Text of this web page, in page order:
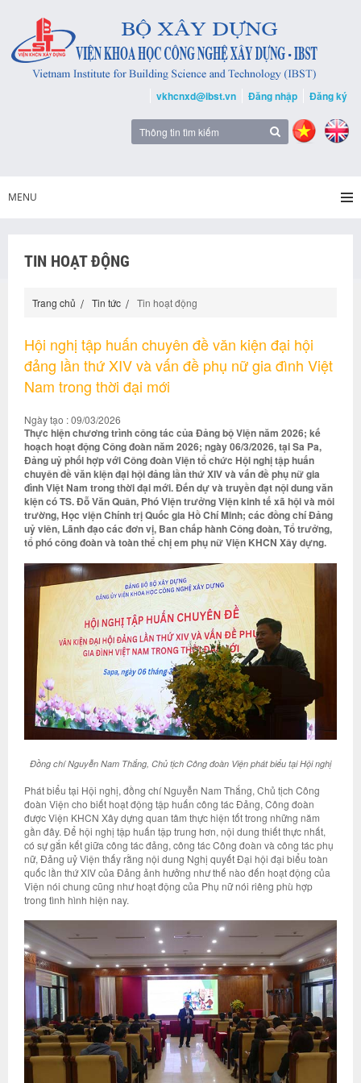
vkhcnxd@ibst.vn Đăng nhập Đăng ký
MENU
TIN HOẠT ĐỘNG
Trang chủ Tin tức Tin hoạt động
Hội nghị tập huấn chuyên đề văn kiện đại hội
đảng lần thứ XIV và vấn đề phụ nữ gia đình Việt
Nam trong thời đại mới
Ngày tạo : 09/03/2026
Thực hiện chương trình công tác của Đảng bộ Viện năm 2026; kế
hoạch hoạt động Công đoàn năm 2026; ngày 06/3/2026, tại Sa Pa,
Đảng uỷ phối hợp với Công đoàn Viện tổ chức Hội nghị tập huấn
chuyên đề văn kiện đại hội đảng lần thứ XIV và vấn đề phụ nữ gia
đình Việt Nam trong thời đại mới. Đến dự và truyền đạt nội dung văn
kiện có TS. Đỗ Văn Quân, Phó Viện trưởng Viện kinh tế xã hội và môi
trường, Học viện Chính trị Quốc gia Hồ Chí Minh; các đồng chí Đảng
uỷ viên, Lãnh đạo các đơn vị, Ban chấp hành Công đoàn, Tổ trưởng,
tổ phó công đoàn và toàn thể chị em phụ nữ Viện KHCN Xây dựng.
Đồng chí Nguyễn Nam Thắng, Chủ tịch Công đoàn Viện phát biểu tại Hội nghị
Phát biểu tại Hội nghị, đồng chí Nguyễn Nam Thắng, Chủ tịch Công
đoàn Viện cho biết hoạt động tập huấn công tác Đảng, Công đoàn
được Viện KHCN Xây dựng quan tâm thực hiện tốt trong những năm
gần đây. Để hội nghị tập huấn tập trung hơn, nội dung thiết thực nhất,
có sự gắn kết giữa công tác đảng, công tác Công đoàn và công tác phụ
nữ, Đảng uỷ Viện thấy rằng nội dung Nghị quyết Đại hội đại biểu toàn
quốc lần thứ XIV của Đảng ảnh hưởng như thế nào đến hoạt động của
Viện nói chung cũng như hoạt động của Phụ nữ nói riêng phù hợp
trong tình hình hiện nay.